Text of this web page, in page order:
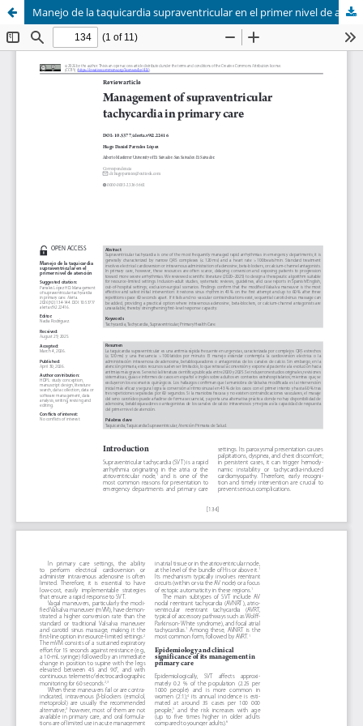
Manejo de la taquicardia supraventricular en el primer nivel de atención